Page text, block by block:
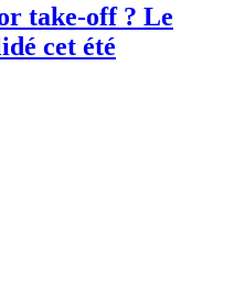
take-off ? Le
cet été